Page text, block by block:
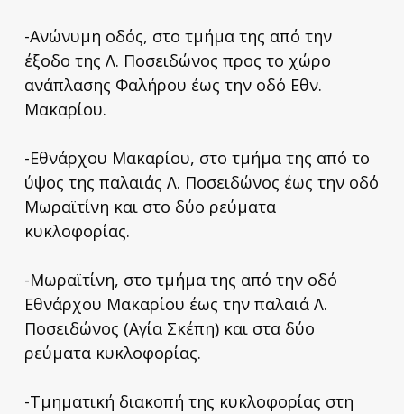
-Ανώνυμη οδός, στο τμήμα της από την
έξοδο της Λ. Ποσειδώνος προς το χώρο
ανάπλασης Φαλήρου έως την οδό Εθν.
Μακαρίου.
-Εθνάρχου Μακαρίου, στο τμήμα της από το
ύψος της παλαιάς Λ. Ποσειδώνος έως την οδό
Μωραϊτίνη και στο δύο ρεύματα
κυκλοφορίας.
-Μωραϊτίνη, στο τμήμα της από την οδό
Εθνάρχου Μακαρίου έως την παλαιά Λ.
Ποσειδώνος (Αγία Σκέπη) και στα δύο
ρεύματα κυκλοφορίας.
-Τμηματική διακοπή της κυκλοφορίας στη